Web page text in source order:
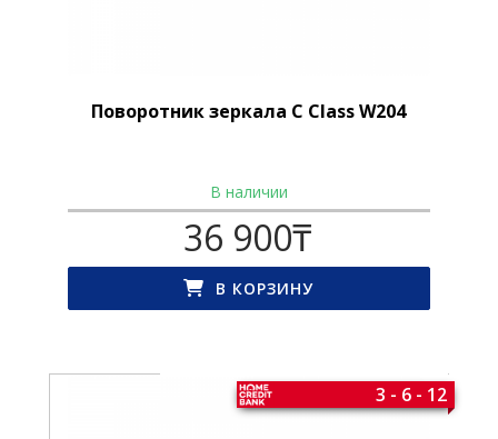
Поворотник зеркала C Class W204
В наличии
36 900₸
В КОРЗИНУ
3 - 6 - 12